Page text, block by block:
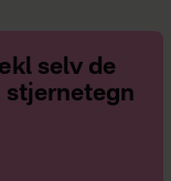
selv de
stjernetegn